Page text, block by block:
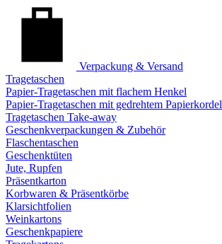
Verpackung & Versand
Tragetaschen
Papier-Tragetaschen mit flachem Henkel
Papier-Tragetaschen mit gedrehtem Papierkordel
Tragetaschen Take-away
Geschenkverpackungen & Zubehör
Flaschentaschen
Geschenktüten
Jute, Rupfen
Präsentkarton
Korbwaren & Präsentkörbe
Klarsichtfolien
Weinkartons
Geschenkpapiere